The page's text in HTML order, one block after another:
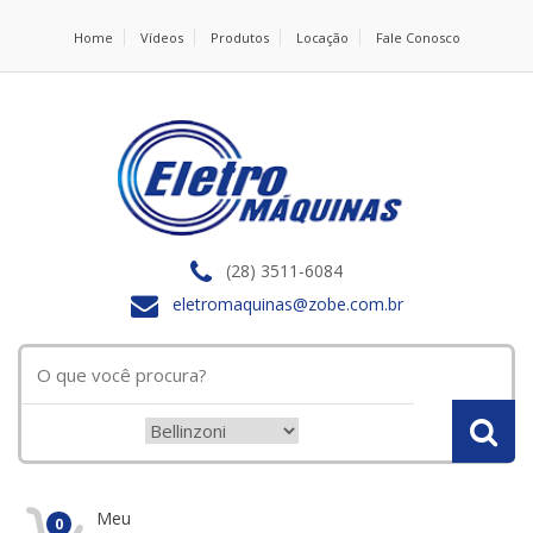
Home Vídeos Produtos Locação Fale Conosco
(28) 3511-6084
eletromaquinas@zobe.com.br
0 Meu